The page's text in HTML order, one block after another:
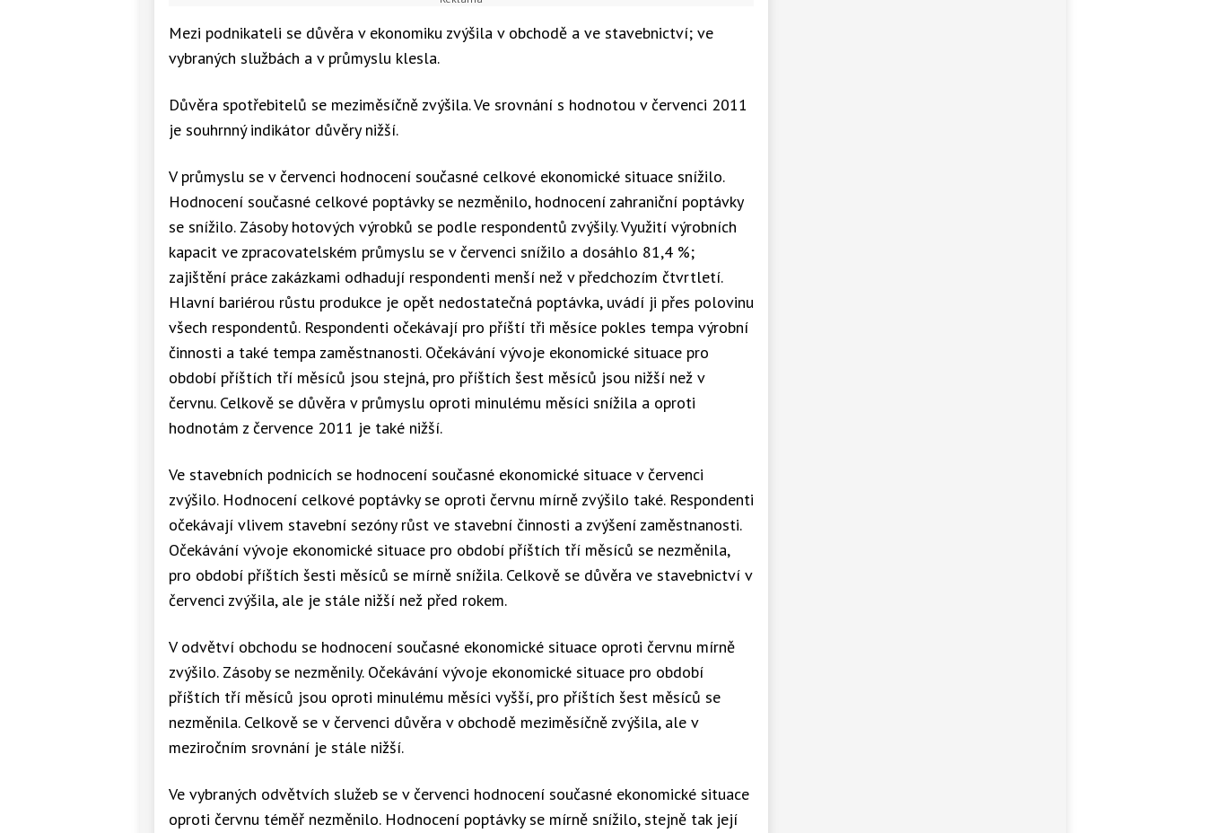
Mezi podnikateli se důvěra v ekonomiku zvýšila v obchodě a ve stavebnictví; ve
vybraných službách a v průmyslu klesla.
Důvěra spotřebitelů se meziměsíčně zvýšila. Ve srovnání s hodnotou v červenci 2011
je souhrnný indikátor důvěry nižší.
V průmyslu se v červenci hodnocení současné celkové ekonomické situace snížilo.
Hodnocení současné celkové poptávky se nezměnilo, hodnocení zahraniční poptávky
se snížilo. Zásoby hotových výrobků se podle respondentů zvýšily. Využití výrobních
kapacit ve zpracovatelském průmyslu se v červenci snížilo a dosáhlo 81,4 %;
zajištění práce zakázkami odhadují respondenti menší než v předchozím čtvrtletí.
Hlavní bariérou růstu produkce je opět nedostatečná poptávka, uvádí ji přes polovinu
všech respondentů. Respondenti očekávají pro příští tři měsíce pokles tempa výrobní
činnosti a také tempa zaměstnanosti. Očekávání vývoje ekonomické situace pro
období příštích tří měsíců jsou stejná, pro příštích šest měsíců jsou nižší než v
červnu. Celkově se důvěra v průmyslu oproti minulému měsíci snížila a oproti
hodnotám z července 2011 je také nižší.
Ve stavebních podnicích se hodnocení současné ekonomické situace v červenci
zvýšilo. Hodnocení celkové poptávky se oproti červnu mírně zvýšilo také. Respondenti
očekávají vlivem stavební sezóny růst ve stavební činnosti a zvýšení zaměstnanosti.
Očekávání vývoje ekonomické situace pro období příštích tří měsíců se nezměnila,
pro období příštích šesti měsíců se mírně snížila. Celkově se důvěra ve stavebnictví v
červenci zvýšila, ale je stále nižší než před rokem.
V odvětví obchodu se hodnocení současné ekonomické situace oproti červnu mírně
zvýšilo. Zásoby se nezměnily. Očekávání vývoje ekonomické situace pro období
příštích tří měsíců jsou oproti minulému měsíci vyšší, pro příštích šest měsíců se
nezměnila. Celkově se v červenci důvěra v obchodě meziměsíčně zvýšila, ale v
meziročním srovnání je stále nižší.
Ve vybraných odvětvích služeb se v červenci hodnocení současné ekonomické situace
oproti červnu téměř nezměnilo. Hodnocení poptávky se mírně snížilo, stejně tak její